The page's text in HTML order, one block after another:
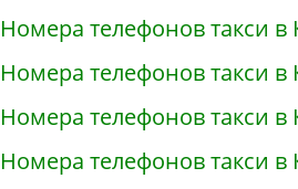
Номера телефонов такси
Номера телефонов такси в
Номера телефонов такси в
Номера телефонов такси в